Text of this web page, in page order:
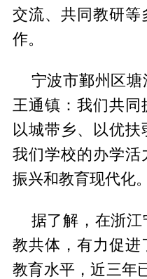
交流、共同教研等
作。
宁波市鄞州区
王通镇：我们共同
以城带乡、以优扶
我们学校的办学活
振兴和教育现代化。
据了解，在浙
教共体，有力促进
教育水平，近三年